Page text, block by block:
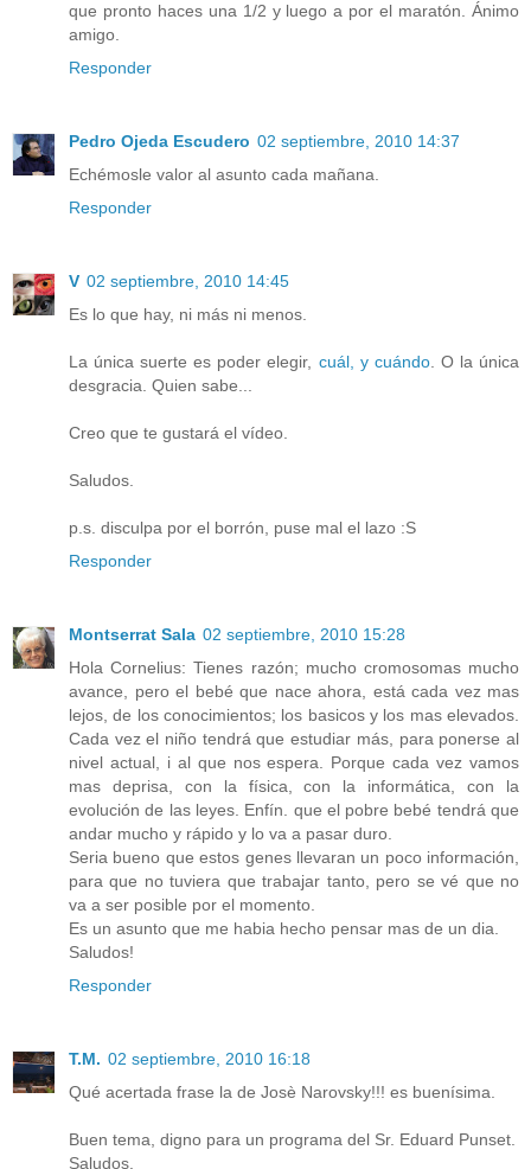
que pronto haces una 1/2 y luego a por el maratón. Ánimo
amigo.
Responder
Pedro Ojeda Escudero 02 septiembre, 2010 14:37
Echémosle valor al asunto cada mañana.
Responder
V 02 septiembre, 2010 14:45
Es lo que hay, ni más ni menos.
La única suerte es poder elegir, cuál, y cuándo. O la única
desgracia. Quien sabe...
Creo que te gustará el vídeo.
Saludos.
p.s. disculpa por el borrón, puse mal el lazo :S
Responder
Montserrat Sala 02 septiembre, 2010 15:28
Hola Cornelius: Tienes razón; mucho cromosomas mucho
avance, pero el bebé que nace ahora, está cada vez mas
lejos, de los conocimientos; los basicos y los mas elevados.
Cada vez el niño tendrá que estudiar más, para ponerse al
nivel actual, i al que nos espera. Porque cada vez vamos
mas deprisa, con la física, con la informática, con la
evolución de las leyes. Enfín. que el pobre bebé tendrá que
andar mucho y rápido y lo va a pasar duro.
Seria bueno que estos genes llevaran un poco información,
para que no tuviera que trabajar tanto, pero se vé que no
va a ser posible por el momento.
Es un asunto que me habia hecho pensar mas de un dia.
Saludos!
Responder
T.M. 02 septiembre, 2010 16:18
Qué acertada frase la de Josè Narovsky!!! es buenísima.
Buen tema, digno para un programa del Sr. Eduard Punset.
Saludos.